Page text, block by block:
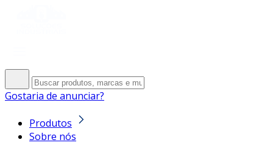
Gostaria de anunciar?
Produtos
Sobre nós